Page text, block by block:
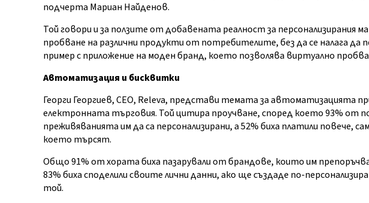
подчерта Мариан Найденов.
Той говори и за ползите от добавената реалност за персонализирания
пробване на различни продукти от потребителите, без да се налага да
пример с приложение на моден бранд, което позволява виртуално
Автоматизация и бисквитки
Георги Георгиев, CEO, Releva, представи темата за автоматизацията
електронната търговия. Той цитира проучване, според което 93% от
преживяванията им да са персонализирани, а 52% биха платили повече,
което търсят.
Общо 91% от хората биха пазарували от брандове, които им
83% биха споделили своите лични данни, ако ще създаде по-
той.